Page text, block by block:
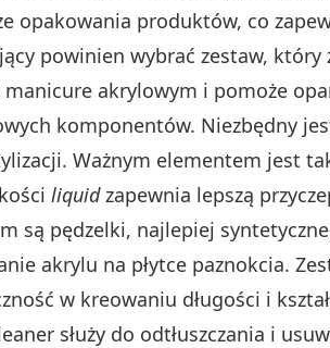
opakowania produktów, co
powinien wybrać zestaw, który
akrylowym i pomoże
komponentów. Niezbędny
Ważnym elementem jest
liquidzapewnia lepszą
są pędzelki, najlepiej
akrylu na płytce paznokcia.
w kreowaniu długości i
służy do odtłuszczania i